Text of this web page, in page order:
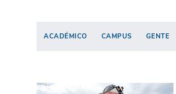
ACADÉMICO CAMPUS GENTE